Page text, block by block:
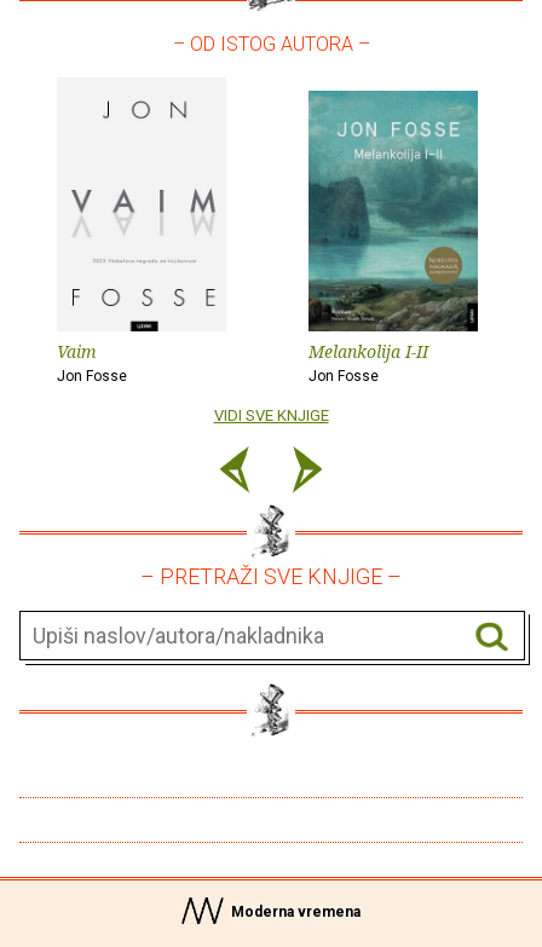
– OD ISTOG AUTORA –
Vaim
Jon Fosse
Melankolija I-II
Jon Fosse
VIDI SVE KNJIGE
– PRETRAŽI SVE KNJIGE –
Moderna vremena